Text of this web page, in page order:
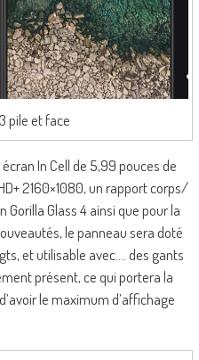
pile et face
In Cell de 5,99 pouces de
2160×1080, un rapport corps/
Glass 4 ainsi que pour la
le panneau sera doté
et utilisable avec…. des gants
présent, ce qui portera la
le maximum d’affichage